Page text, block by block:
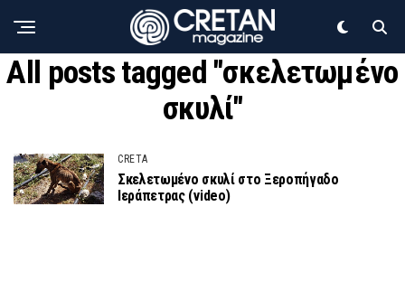
All posts tagged "σκελετωμένο
σκυλί"
CRETA
Σκελετωμένο σκυλί στο Ξεροπήγαδο
Ιεράπετρας (video)